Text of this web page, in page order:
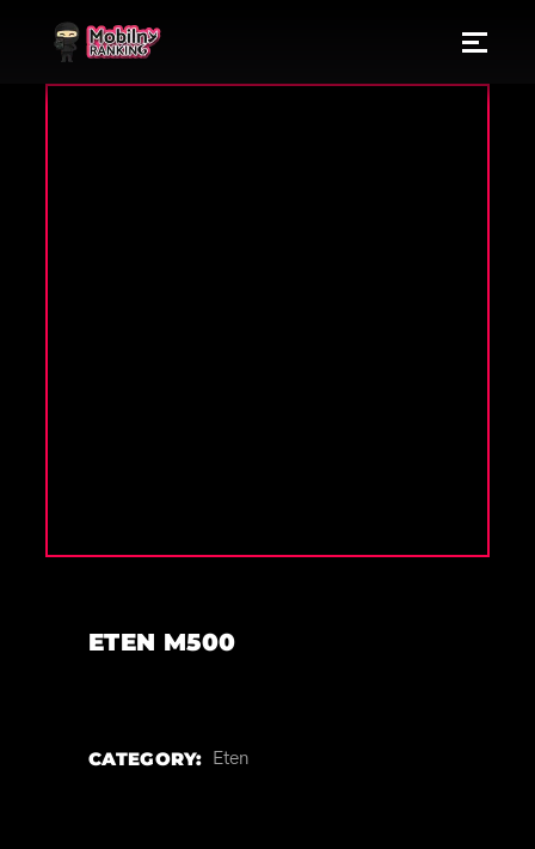
ETEN M500
CATEGORY: Eten